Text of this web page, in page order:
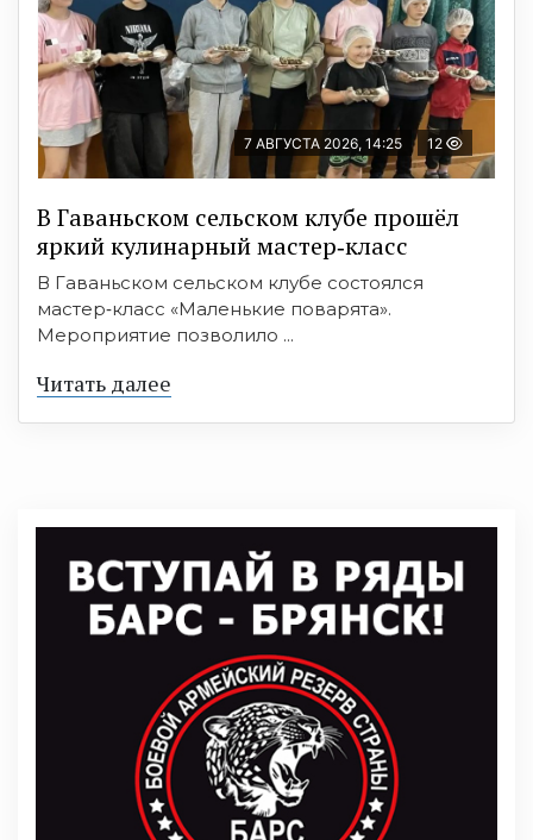
7 АВГУСТА 2026, 14:25 12
В Гаваньском сельском клубе прошёл
яркий кулинарный мастер‑класс
В Гаваньском сельском клубе состоялся
мастер‑класс «Маленькие поварята».
Мероприятие позволило ...
Читать далее